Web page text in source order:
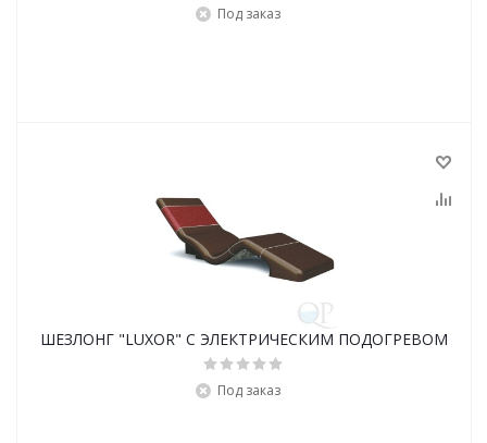
Под заказ
ШЕЗЛОНГ "LUXOR" С ЭЛЕКТРИЧЕСКИМ ПОДОГРЕВОМ
Под заказ